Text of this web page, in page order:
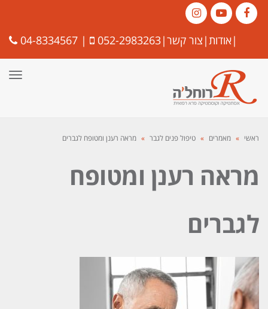
Facebook
YouTube
Instagram |אודות| צור קשר|
052-2983263
|
04-8334567
ראשי » מאמרים » טיפול פנים לגבר » מראה רענן ומטופח לגברים
מראה רענן ומטופח
לגברים